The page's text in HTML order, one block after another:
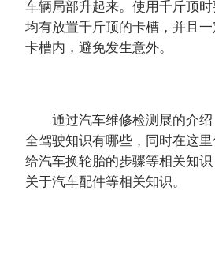
车辆局部升起来。使用千斤顶
均有放置千斤顶的卡槽，并且
卡槽内，避免发生意外。
通过汽车维修检测展的介绍
全驾驶知识有哪些，同时在这
给汽车换轮胎的步骤等相关知
关于汽车配件等相关知识。